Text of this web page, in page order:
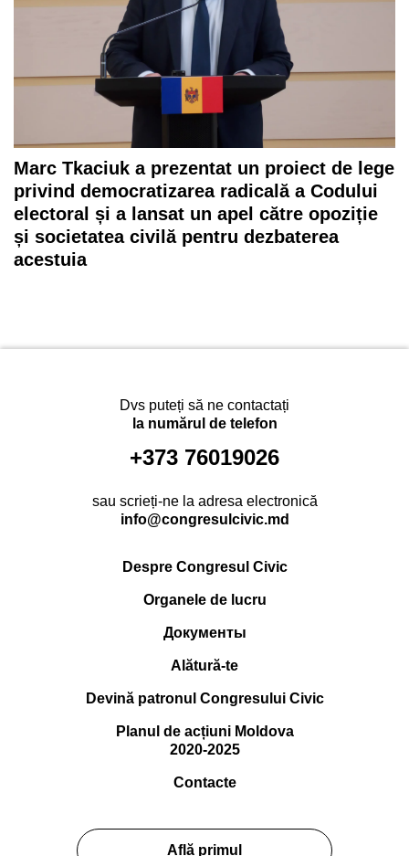
Marc Tkaciuk a prezentat un proiect de lege
privind democratizarea radicală a Codului
electoral și a lansat un apel către opoziție
și societatea civilă pentru dezbaterea
acestuia
Dvs puteți să ne contactați
la numărul de telefon
+373 76019026
sau scrieți-ne la adresa electronică
info@congresulcivic.md
Despre Congresul Civic
Organele de lucru
Документы
Alătură-te
Devină patronul Congresului Civic
Planul de acțiuni Moldova
2020-2025
Contacte
Află primul